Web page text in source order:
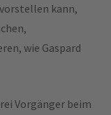
kann,
wie Gaspard
Vorgänger beim